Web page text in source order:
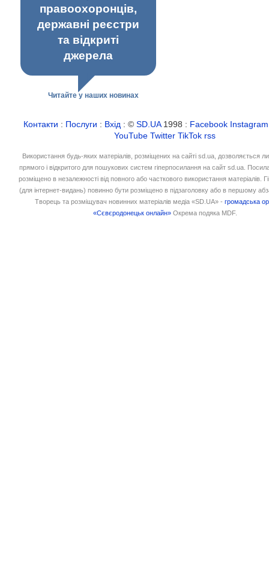
правоохоронців,
державні реєстри
та відкриті
джерела
Читайте у наших новинах
Контакти : Послуги : Вхід : ©SD.UA1998 : Facebook Instagram
YouTube Twitter TikTok rss
Використання будь-яких матеріалів, розміщених на сайті sd.ua, дозволяється
прямого і відкритого для пошукових систем гіперпосилання на сайт sd.ua.
розміщено в незалежності від повного або часткового використання матеріалів.
(для інтернет-видань) повинно бути розміщено в підзаголовку або в першому
Творець та розміщувач новинних матеріалів медіа «SD.UA» -громадська
«Сєвєродонецьк онлайн» Окрема подяка MDF.